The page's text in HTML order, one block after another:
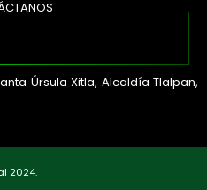
Úrsula Xitla, Alcaldía Tlalpan,
2024.